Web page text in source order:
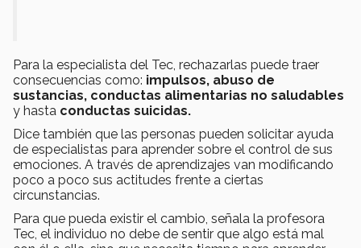
Para la especialista del Tec, rechazarlas puede traer
consecuencias como: impulsos, abuso de
sustancias, conductas alimentarias no saludables
y hasta conductas suicidas.
Dice también que las personas pueden solicitar ayuda
de especialistas para aprender sobre el control de sus
emociones. A través de aprendizajes van modificando
poco a poco sus actitudes frente a ciertas
circunstancias.
Para que pueda existir el cambio, señala la profesora
Tec, el individuo no debe de sentir que algo está mal